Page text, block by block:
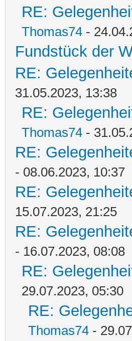
RE:
Thomas74 -
Fundstück der
RE:
31.05.2023, 13:38
RE:
Thomas74 -
RE:
- 08.06.2023, 10:37
RE:
15.07.2023, 21:25
RE:
- 16.07.2023, 08:08
RE:
29.07.2023, 05:30
RE:
Thomas74 -